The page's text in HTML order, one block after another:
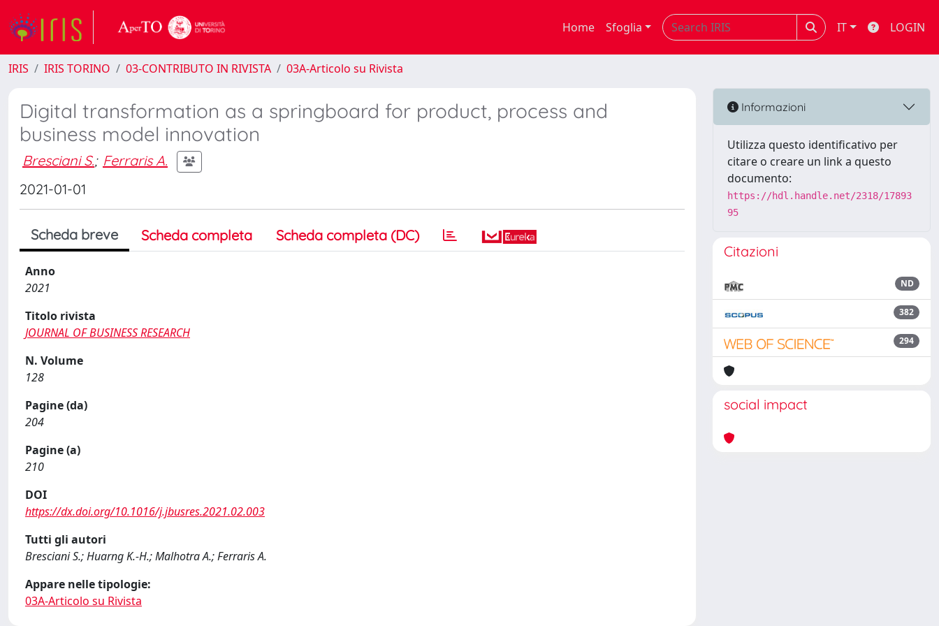
Home Sfoglia IT LOGIN
IRIS IRIS TORINO 03-CONTRIBUTO IN RIVISTA 03A-Articolo su Rivista
Digital transformation as a springboard for product, process and
business model innovation
Bresciani S.; Ferraris A.
2021-01-01
Scheda breve Scheda completa Scheda completa (DC)
Anno
2021
Titolo rivista
JOURNAL OF BUSINESS RESEARCH
N. Volume
128
Pagine (da)
204
Pagine (a)
210
DOI
https://dx.doi.org/10.1016/j.jbusres.2021.02.003
Tutti gli autori
Bresciani S.; Huarng K.-H.; Malhotra A.; Ferraris A.
Appare nelle tipologie:
03A-Articolo su Rivista
Informazioni
Utilizza questo identificativo per
citare o creare un link a questo
documento:
https://hdl.handle.net/2318/17893
95
Citazioni
ND
382
294
social impact